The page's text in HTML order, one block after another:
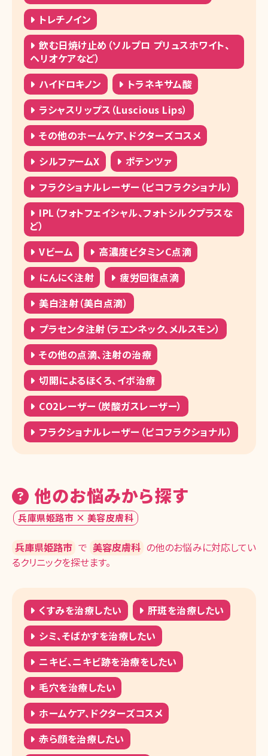
トレチノイン
飲む日焼け止め（ソルプロ プリュスホワイト、
ヘリオケアなど）
ハイドロキノン
トラネキサム酸
ラシャスリップス（Luscious Lips）
その他のホームケア、ドクターズコスメ
シルファームX
ポテンツァ
フラクショナルレーザー（ピコフラクショナル）
IPL（フォトフェイシャル、フォトシルクプラスな
ど）
Vビーム
高濃度ビタミンC点滴
にんにく注射
疲労回復点滴
美白注射（美白点滴）
プラセンタ注射（ラエンネック、メルスモン）
その他の点滴、注射の治療
切開によるほくろ、イボ治療
CO2レーザー（炭酸ガスレーザー）
フラクショナルレーザー（ピコフラクショナル）
他のお悩みから探す
兵庫県姫路市 × 美容皮膚科
兵庫県姫路市 で 美容皮膚科 の他のお悩みに対応してい
るクリニックを探せます。
くすみを治療したい
肝斑を治療したい
シミ、そばかすを治療したい
ニキビ、ニキビ跡を治療をしたい
毛穴を治療したい
ホームケア、ドクターズコスメ
赤ら顔を治療したい